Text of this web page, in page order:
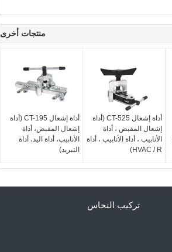
منتجات أخرى
أداة إشعال CT-195 (أداة
إشعال المقبض، أداة
الأنابيب، أداة اليد، أداة
التبريد)
أداة إشعال CT-525 (أداة
إشعال المقبض ، أداة
الأنابيب ، أداة الأنابيب ، أداة
HVAC / R)
تركيب النحاس